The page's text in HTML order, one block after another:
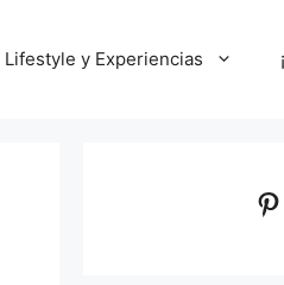
Lifestyle y Experiencias